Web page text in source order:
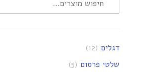
דגלים (12)
שלטי פרסום (5)